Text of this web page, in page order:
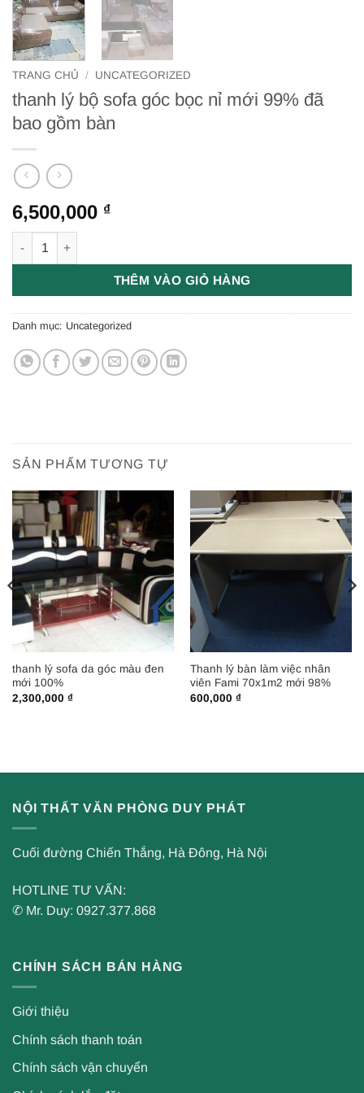
TRANG CHỦ / UNCATEGORIZED
thanh lý bộ sofa góc bọc nỉ mới 99% đã
bao gồm bàn
6,500,000 ₫
THÊM VÀO GIỎ HÀNG
Danh mục: Uncategorized
SẢN PHẨM TƯƠNG TỰ
thanh lý sofa da góc màu đen
mới 100%
2,300,000 ₫
Thanh lý bàn làm việc nhân
viên Fami 70x1m2 mới 98%
600,000 ₫
NỘI THẤT VĂN PHÒNG DUY PHÁT
Cuối đường Chiến Thắng, Hà Đông, Hà Nội
HOTLINE TƯ VẤN:
✆ Mr. Duy: 0927.377.868
CHÍNH SÁCH BÁN HÀNG
Giới thiệu
Chính sách thanh toán
Chính sách vận chuyển